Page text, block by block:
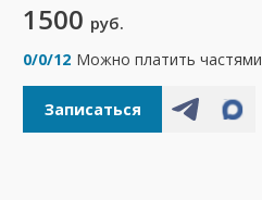
1500 руб.
0/0/12 Можно платить частями
Записаться